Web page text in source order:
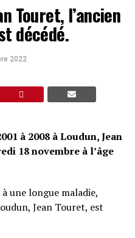
Touret, l’ancien
décédé.
2022
à 2008 à Loudun, Jean
18 novembre à l’âge
une longue maladie,
Jean Touret, est